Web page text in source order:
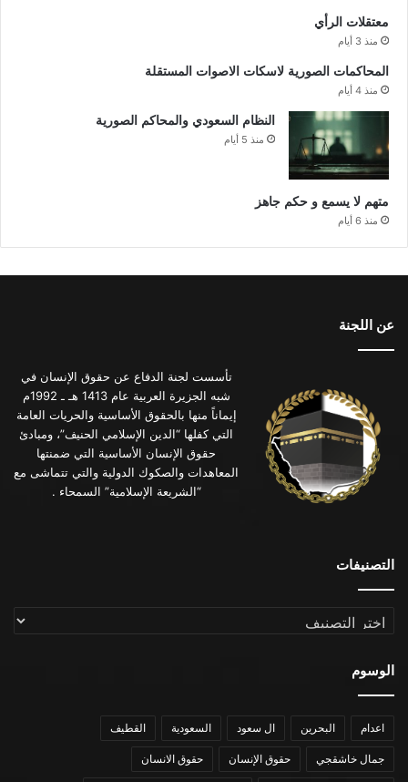
معتقلات الرأي
منذ 3 أيام
المحاكمات الصورية لاسكات الاصوات المستقلة
منذ 4 أيام
النظام السعودي والمحاكم الصورية
منذ 5 أيام
متهم لا يسمع و حكم جاهز
منذ 6 أيام
عن اللجنة
تأسست لجنة الدفاع عن حقوق الإنسان في
شبه الجزيرة العربية عام 1413 هـ ـ 1992م
إيماناً منها بالحقوق الأساسية والحريات العامة
التي كفلها “الدين الإسلامي الحنيف”، ومبادئ
حقوق الإنسان الأساسية التي ضمنتها
المعاهدات والصكوك الدولية والتي تتماشى مع
“الشريعة الإسلامية” السمحاء .
التصنيفات
التصنيفات
الوسوم
اعدام البحرين ال سعود السعودية القطيف
جمال خاشقجي حقوق الإنسان حقوق الانسان